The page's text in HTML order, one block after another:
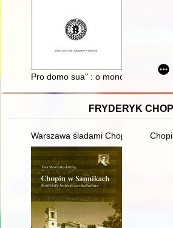
Pro domo sua" : o monografii
FRYDERYK
Warszawa śladami Chopina.